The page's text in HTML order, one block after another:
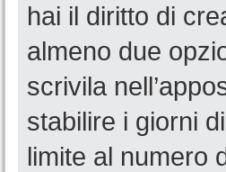
hai il diritto di
almeno due
scrivila
stabilire i giorni
limite al numero